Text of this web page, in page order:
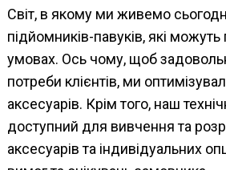
Світ, в якому ми живемо
підйомників-павуків, які
умовах. Ось чому, щоб
потреби клієнтів, ми
аксесуарів. Крім того, наш
доступний для вивчення та
аксесуарів та індивідуальних